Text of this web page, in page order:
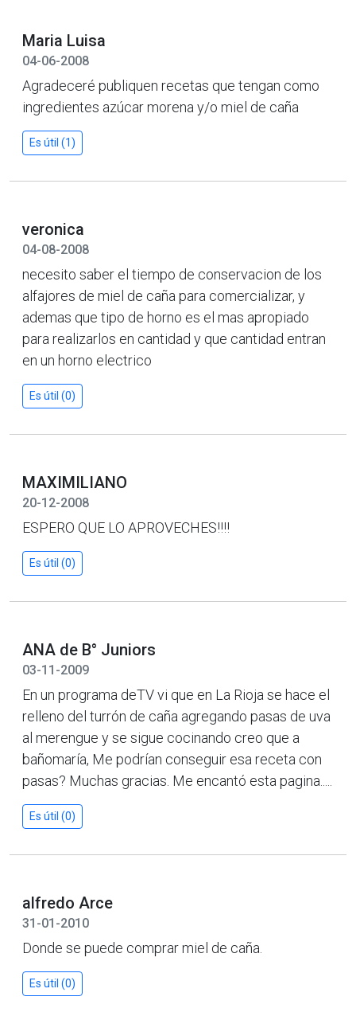
Maria Luisa
04-06-2008
Agradeceré publiquen recetas que tengan como
ingredientes azúcar morena y/o miel de caña
Es útil (1)
veronica
04-08-2008
necesito saber el tiempo de conservacion de los
alfajores de miel de caña para comercializar, y
ademas que tipo de horno es el mas apropiado
para realizarlos en cantidad y que cantidad entran
en un horno electrico
Es útil (0)
MAXIMILIANO
20-12-2008
ESPERO QUE LO APROVECHES!!!!
Es útil (0)
ANA de B° Juniors
03-11-2009
En un programa deTV vi que en La Rioja se hace el
relleno del turrón de caña agregando pasas de uva
al merengue y se sigue cocinando creo que a
bañomaría, Me podrían conseguir esa receta con
pasas? Muchas gracias. Me encantó esta pagina.....
Es útil (0)
alfredo Arce
31-01-2010
Donde se puede comprar miel de caña.
Es útil (0)